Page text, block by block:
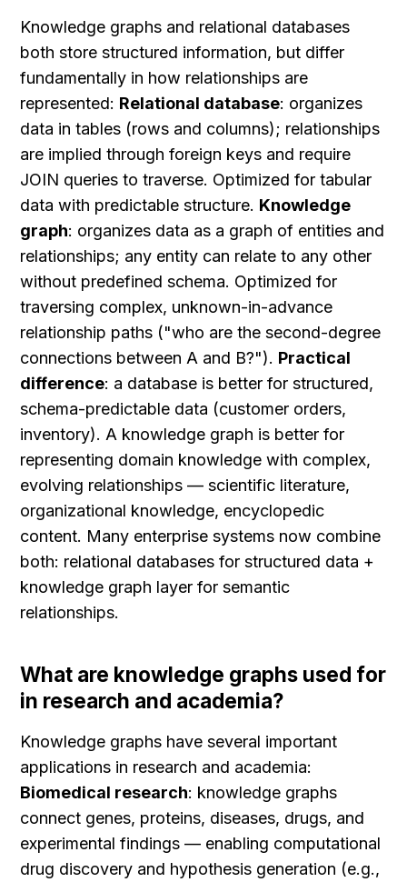
Knowledge graphs and relational databases
both store structured information, but differ
fundamentally in how relationships are
represented: Relational database: organizes
data in tables (rows and columns); relationships
are implied through foreign keys and require
JOIN queries to traverse. Optimized for tabular
data with predictable structure. Knowledge
graph: organizes data as a graph of entities and
relationships; any entity can relate to any other
without predefined schema. Optimized for
traversing complex, unknown-in-advance
relationship paths ("who are the second-degree
connections between A and B?"). Practical
difference: a database is better for structured,
schema-predictable data (customer orders,
inventory). A knowledge graph is better for
representing domain knowledge with complex,
evolving relationships — scientific literature,
organizational knowledge, encyclopedic
content. Many enterprise systems now combine
both: relational databases for structured data +
knowledge graph layer for semantic
relationships.
What are knowledge graphs used for
in research and academia?
Knowledge graphs have several important
Biomedical research: knowledge graphs
connect genes, proteins, diseases, drugs, and
experimental findings — enabling computational
drug discovery and hypothesis generation (e.g.,